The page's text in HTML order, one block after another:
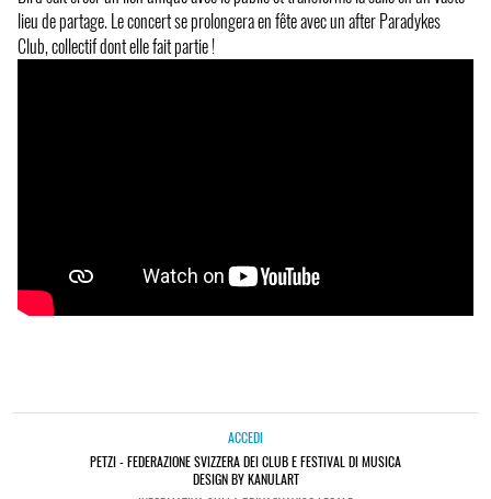
lieu de partage. Le concert se prolongera en fête avec un after Paradykes
Club, collectif dont elle fait partie !
ACCEDI
PETZI - FEDERAZIONE SVIZZERA DEI CLUB E FESTIVAL DI MUSICA
DESIGN BY KANULART